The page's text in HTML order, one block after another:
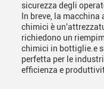
sicurezza degli
In breve, la
chimici è
richiedono un
chimici in bottiglie.e
perfetta per le
efficienza e